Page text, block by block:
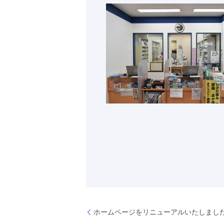
ホームページをリニューアルいたしまし